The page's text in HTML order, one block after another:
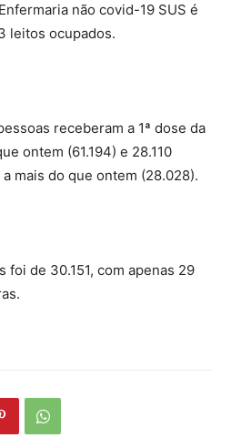
não covid-19 SUS é
leitos ocupados.
receberam a 1ª dose da
ontem (61.194) e 28.110
mais do que ontem (28.028).
foi de 30.151, com apenas 29